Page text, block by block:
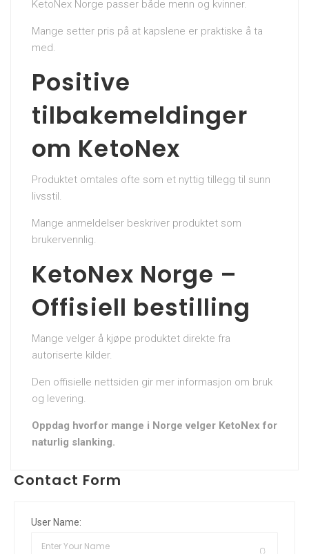
KetoNex Norge passer både menn og kvinner.
Mange setter pris på at kapslene er praktiske å ta
med.
Positive
tilbakemeldinger
om KetoNex
Produktet omtales ofte som et nyttig tillegg til sunn
livsstil.
Mange anmeldelser beskriver produktet som
brukervennlig.
KetoNex Norge –
Offisiell bestilling
Mange velger å kjøpe produktet direkte fra
autoriserte kilder.
Den offisielle nettsiden gir mer informasjon om bruk
og levering.
Oppdag hvorfor mange i Norge velger KetoNex for
naturlig slanking.
Contact Form
User Name: